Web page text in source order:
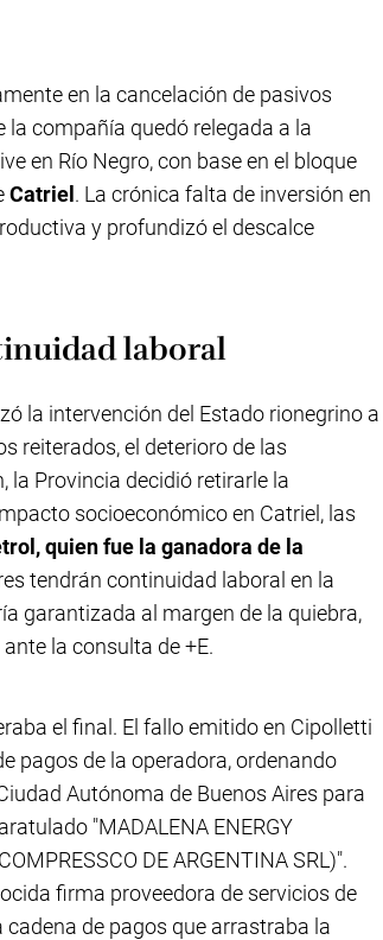
en la cancelación de pasivos
la compañía quedó relegada a la
en Río Negro, con base en el bloque
Catriel . La crónica falta de inversión en
y profundizó el descalce
laboral
la intervención del Estado rionegrino a
reiterados, el deterioro de las
la Provincia decidió retirarle la
socioeconómico en Catriel, las
quien fue la ganadora de la
tendrán continuidad laboral en la
garantizada al margen de la quiebra,
la consulta de +E.
el final. El fallo emitido en Cipolletti
pagos de la operadora, ordenando
Autónoma de Buenos Aires para
"MADALENA ENERGY
DE ARGENTINA SRL)".
firma proveedora de servicios de
de pagos que arrastraba la